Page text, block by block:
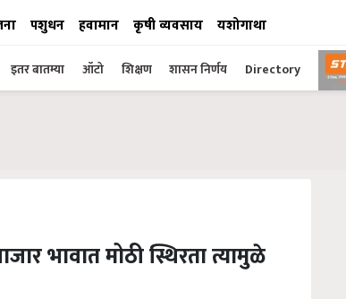
पशुधन हवामान कृषी व्यवसाय यशोगाथा
इतर बातम्या ऑटो शिक्षण शासन निर्णय Directory
भावात मोठी स्थिरता त्यामुळे